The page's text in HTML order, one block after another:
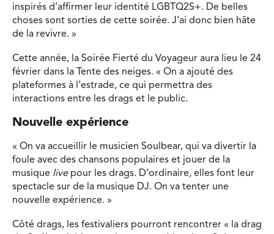
inspirés d’affirmer leur identité LGBTQ2S+. De belles
choses sont sorties de cette soirée. J’ai donc bien hâte
de la revivre. »
Cette année, la Soirée Fierté du Voyageur aura lieu le 24
février dans la Tente des neiges. « On a ajouté des
plateformes à l’estrade, ce qui permettra des
interactions entre les drags et le public.
Nouvelle expérience
« On va accueillir le musicien Soulbear, qui va divertir la
foule avec des chansons populaires et jouer de la
musique live pour les drags. D’ordinaire, elles font leur
spectacle sur de la musique DJ. On va tenter une
nouvelle expérience. »
Côté drags, les festivaliers pourront rencontrer « la drag